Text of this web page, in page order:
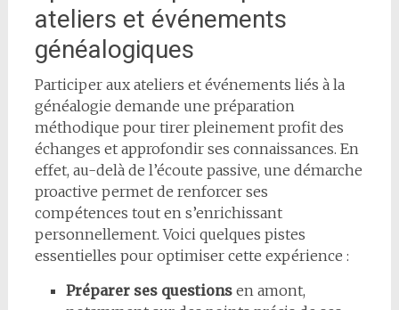
ateliers et événements
généalogiques
Participer aux ateliers et événements liés à la
généalogie demande une préparation
méthodique pour tirer pleinement profit des
échanges et approfondir ses connaissances. En
effet, au-delà de l’écoute passive, une démarche
proactive permet de renforcer ses
compétences tout en s’enrichissant
personnellement. Voici quelques pistes
essentielles pour optimiser cette expérience :
Préparer ses questionsen amont,